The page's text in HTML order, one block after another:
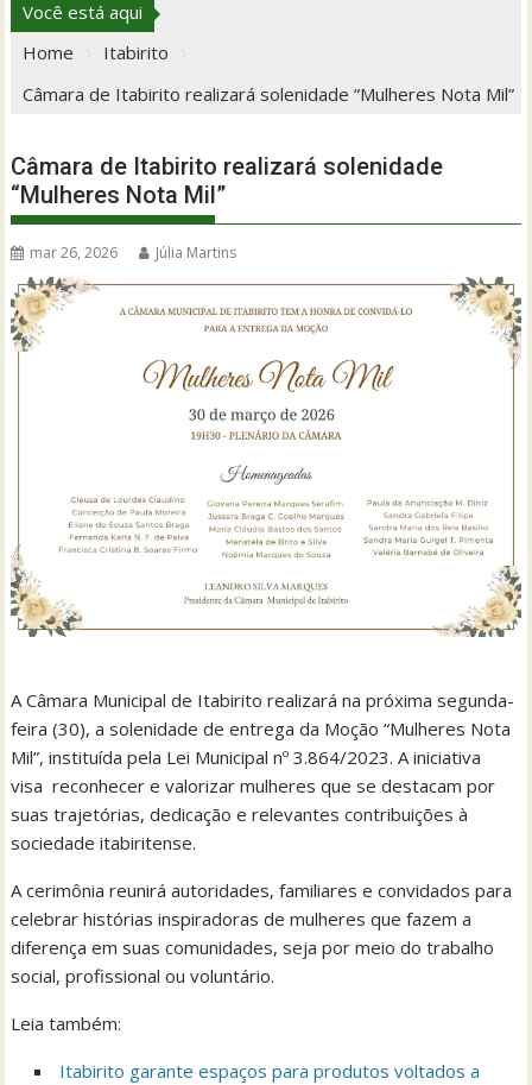
Você está aqui
Home
Itabirito
Câmara de Itabirito realizará solenidade “Mulheres Nota Mil”
Câmara de Itabirito realizará solenidade
“Mulheres Nota Mil”
mar 26, 2026 Júlia Martins
A Câmara Municipal de Itabirito realizará na próxima segunda-
feira (30), a solenidade de entrega da Moção “Mulheres Nota
Mil”, instituída pela Lei Municipal nº 3.864/2023. A iniciativa
visa reconhecer e valorizar mulheres que se destacam por
suas trajetórias, dedicação e relevantes contribuições à
sociedade itabiritense.
A cerimônia reunirá autoridades, familiares e convidados para
celebrar histórias inspiradoras de mulheres que fazem a
diferença em suas comunidades, seja por meio do trabalho
social, profissional ou voluntário.
Leia também:
Itabirito garante espaços para produtos voltados a